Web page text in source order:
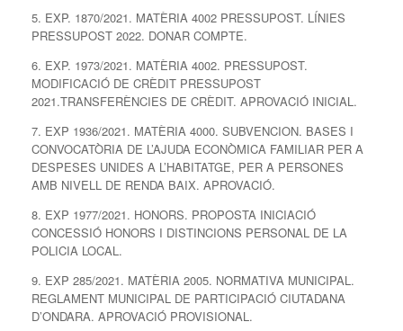
5. EXP. 1870/2021. MATÈRIA 4002 PRESSUPOST. LÍNIES
PRESSUPOST 2022. DONAR COMPTE.
6. EXP. 1973/2021. MATÈRIA 4002. PRESSUPOST.
MODIFICACIÓ DE CRÈDIT PRESSUPOST
2021.TRANSFERÈNCIES DE CRÈDIT. APROVACIÓ INICIAL.
7. EXP 1936/2021. MATÈRIA 4000. SUBVENCION. BASES I
CONVOCATÒRIA DE L’AJUDA ECONÒMICA FAMILIAR PER A
DESPESES UNIDES A L’HABITATGE, PER A PERSONES
AMB NIVELL DE RENDA BAIX. APROVACIÓ.
8. EXP 1977/2021. HONORS. PROPOSTA INICIACIÓ
CONCESSIÓ HONORS I DISTINCIONS PERSONAL DE LA
POLICIA LOCAL.
9. EXP 285/2021. MATÈRIA 2005. NORMATIVA MUNICIPAL.
REGLAMENT MUNICIPAL DE PARTICIPACIÓ CIUTADANA
D’ONDARA. APROVACIÓ PROVISIONAL.